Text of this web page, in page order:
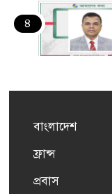
৪
৫
বাংলাদেশ
ফ্রান্স
প্রবাস